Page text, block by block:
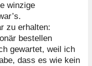
winzige
zu erhalten:
bestellen
gewartet, weil ich
dass es wie kein